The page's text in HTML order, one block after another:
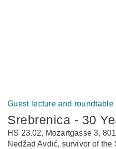
Guest lecture and roundtable
Srebrenica - 30
HS 23.02, Mozartgasse 3,
Nedžad Avdić, survivor of